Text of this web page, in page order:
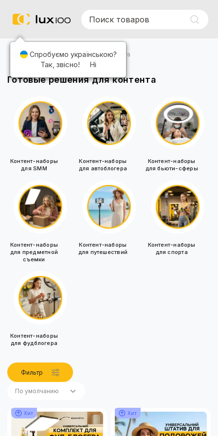
Готовые решения для контента
Готовые решения для контента
Контент-наборы
для SMM
Контент-наборы
для автоблогера
Контент-наборы
для бьюти-сферы
Контент-наборы
для предметной
съемки
Контент-наборы
для путешествий
Контент-наборы
для спорта
Контент-наборы
для фудблогера
Фильтр
По умолчанию
По умолчанию
Название (А - Я)
Хит Хит
Спробуємо українською?
Так, звісно! Ні